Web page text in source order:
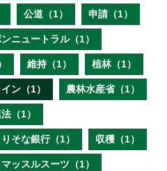
公道（1） 申請（1）
ニュートラル（1）
維持（1） 植林（1）
ン（1） 農林水産省（1）
（1）
りそな銀行（1） 収穫（1）
マッスルスーツ（1）